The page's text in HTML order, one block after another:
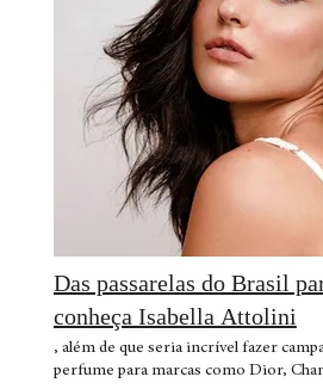
Das passarelas do Brasil
conheça Isabella Attolini
, além de que seria incrível fazer
perfume para marcas como Dior,